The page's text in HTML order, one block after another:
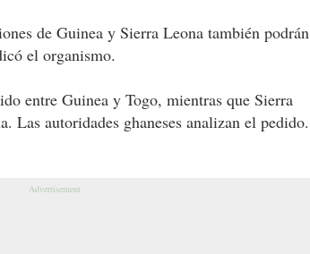
de Guinea y Sierra Leona también podrán
el organismo.
entre Guinea y Togo, mientras que Sierra
Las autoridades ghaneses analizan el pedido.